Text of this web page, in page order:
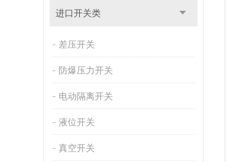
进口开关类
差压开关
防爆压力开关
电动隔离开关
液位开关
真空开关